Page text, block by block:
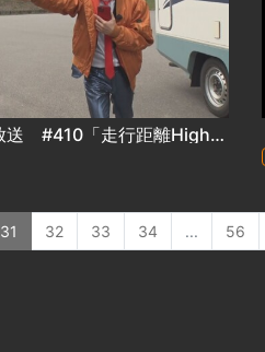
ブギウギ専務 8月11日放送 #410「走行距離High＆Low part5 森編２」
31 32 33 34 ... 56